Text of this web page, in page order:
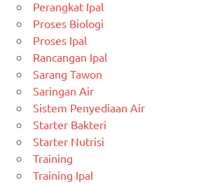
Perangkat Ipal
Proses Biologi
Proses Ipal
Rancangan Ipal
Sarang Tawon
Saringan Air
Sistem Penyediaan Air
Starter Bakteri
Starter Nutrisi
Training
Training Ipal